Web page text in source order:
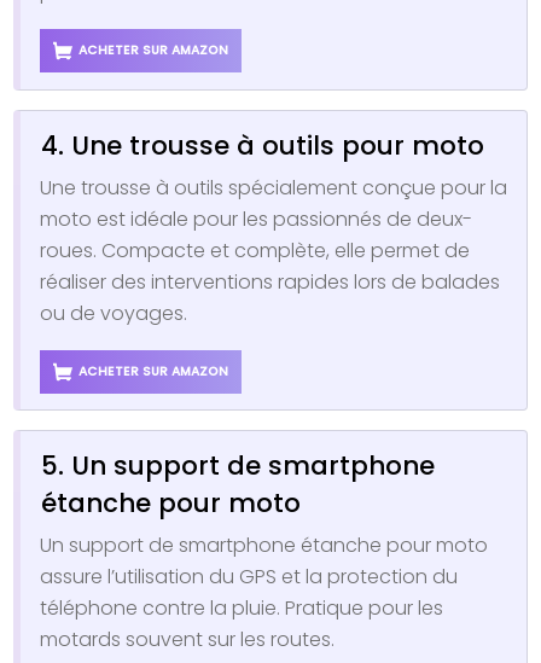
ACHETER SUR AMAZON
4. Une trousse à outils pour moto
Une trousse à outils spécialement conçue pour la
moto est idéale pour les passionnés de deux-
roues. Compacte et complète, elle permet de
réaliser des interventions rapides lors de balades
ou de voyages.
ACHETER SUR AMAZON
5. Un support de smartphone
étanche pour moto
Un support de smartphone étanche pour moto
assure l’utilisation du GPS et la protection du
téléphone contre la pluie. Pratique pour les
motards souvent sur les routes.